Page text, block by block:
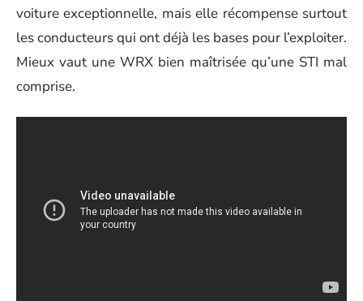
voiture exceptionnelle, mais elle récompense surtout
les conducteurs qui ont déjà les bases pour l’exploiter.
Mieux vaut une WRX bien maîtrisée qu’une STI mal
comprise.